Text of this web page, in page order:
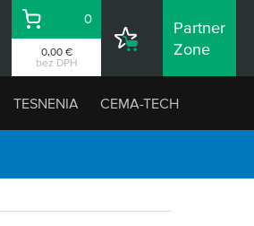
0,00 €
bez DPH
Košík
0
Nákupný
Partner
Zone
TESNENIA CEMA-TECH